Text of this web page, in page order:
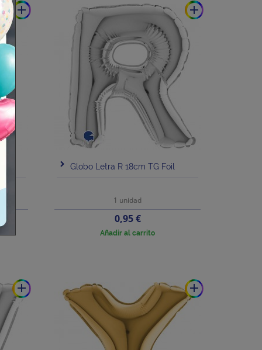
add add
Globo Letra R 18cm TG Foil
1 unidad
Precio
0,95 €
Añadir al carrito
add add